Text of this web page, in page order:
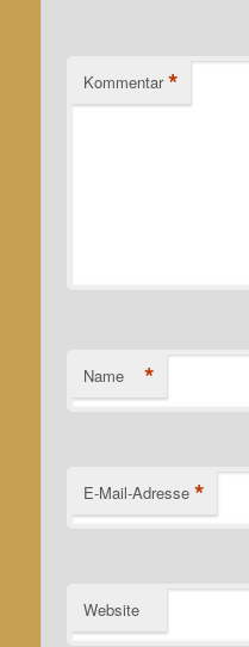
Kommentar *
Name *
E-Mail-Adresse *
Website